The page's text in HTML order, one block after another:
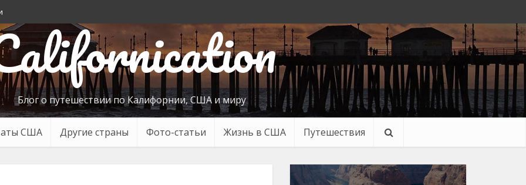
Блог о путешествии по Калифорнии, США и миру
США Другие страны Фото-статьи Жизнь в США Путешествия